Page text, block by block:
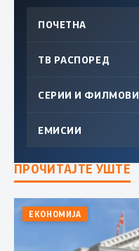
ПОЧЕТНА
ТВ РАСПОРЕД
СЕРИИ И ФИЛМОВИ
ЕМИСИИ
ПРОЧИТАЈТЕ УШТЕ
ЕКОНОМИЈА